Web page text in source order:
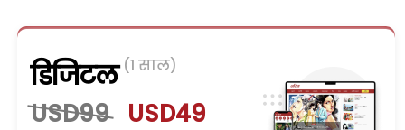
डिजिटल (1 साल)
USD99 USD49